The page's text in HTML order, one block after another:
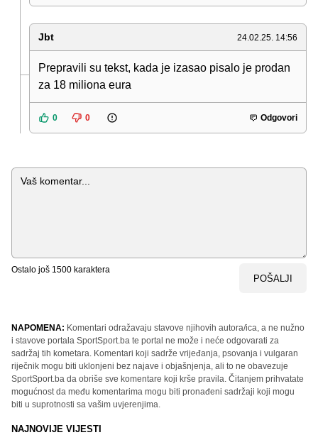
Jbt 24.02.25. 14:56
Prepravili su tekst, kada je izasao pisalo je prodan
za 18 miliona eura
0 0 Odgovori
Komentar
Ostalo još 1500 karaktera
POŠALJI
NAPOMENA: Komentari odražavaju stavove njihovih autora/ica, a ne nužno
i stavove portala SportSport.ba te portal ne može i neće odgovarati za
sadržaj tih kometara. Komentari koji sadrže vrijeđanja, psovanja i vulgaran
riječnik mogu biti uklonjeni bez najave i objašnjenja, ali to ne obavezuje
SportSport.ba da obriše sve komentare koji krše pravila. Čitanjem prihvatate
mogućnost da među komentarima mogu biti pronađeni sadržaji koji mogu
biti u suprotnosti sa vašim uvjerenjima.
NAJNOVIJE VIJESTI